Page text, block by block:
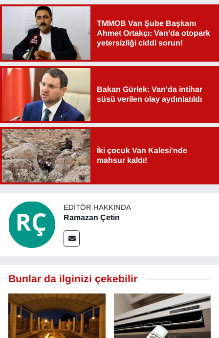
TMMOB Van Şube Başkanı
Ahmet Ortakçı: Van’da otopark
yetersizliği ciddi sorun!
Bakan Gürlek: Van'da intihar
süsü verilen olay aydınlatıldı
İki çocuk Van Kalesi'nde
mahsur kaldı!
EDITÖR HAKKINDA
Ramazan Çetin
Bunlar da ilginizi çekebilir